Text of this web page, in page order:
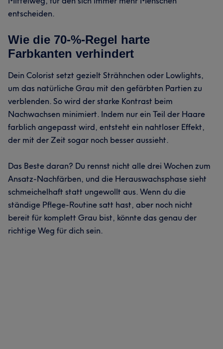
entscheiden.
Wie die 70-%-Regel harte
Farbkanten verhindert
Dein Colorist setzt gezielt Strähnchen oder Lowlights,
um das natürliche Grau mit den gefärbten Partien zu
verblenden. So wird der starke Kontrast beim
Nachwachsen minimiert. Indem nur ein Teil der Haare
farblich angepasst wird, entsteht ein nahtloser Effekt,
der mit der Zeit sogar noch besser aussieht.
Das Beste daran? Du rennst nicht alle drei Wochen zum
Ansatz-Nachfärben, und die Herauswachsphase sieht
schmeichelhaft statt ungewollt aus. Wenn du die
ständige Pflege-Routine satt hast, aber noch nicht
bereit für komplett Grau bist, könnte das genau der
richtige Weg für dich sein.